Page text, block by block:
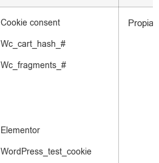
Cookie consent
Wc_cart_hash_#
Wc_fragments_#
Elementor
WordPress_test_cookie
Propias